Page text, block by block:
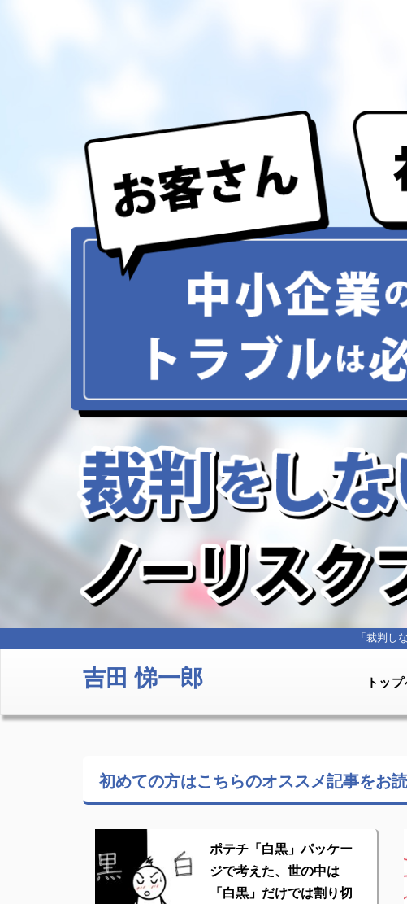
「裁判し
吉田 悌一郎 トッ
初めての方はこちらのオススメ記事をお
ポテチ「白黒」パッケー
ジで考えた、世の中は
「白黒」だけでは割り切